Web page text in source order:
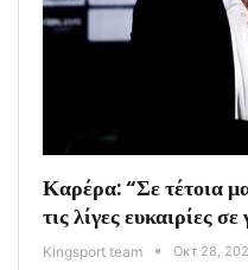
Καρέρα: “Σε τέτοια
τις λίγες ευκαιρίες σε
Kingsport team Οκτ 28,